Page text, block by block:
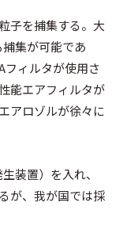
子を捕集する。大
集が可能であ
フィルタが使用さ
能エアフィルタが
アロゾルが徐々に
装置）を入れ、
が、我が国では採